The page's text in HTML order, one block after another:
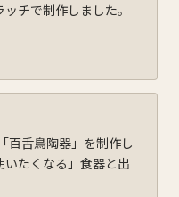
チで制作しました。
百舌鳥陶器」を制作し
たくなる」食器と出